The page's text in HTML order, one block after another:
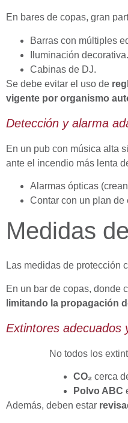
En bares de copas, gran
Barras con múltiples
Iluminación decorativa.
Cabinas de DJ.
Se debe evitar el uso de
vigente por organismo
Detección y alarma
En un pub con música alta
ante el incendio más lenta
Alarmas ópticas
Contar con un plan
Medidas
Las medidas de protección
En un bar de copas, donde
limitando la propagación
Extintores adecuados
No todos los
CO₂ cerca
Polvo ABC
Además, deben estar